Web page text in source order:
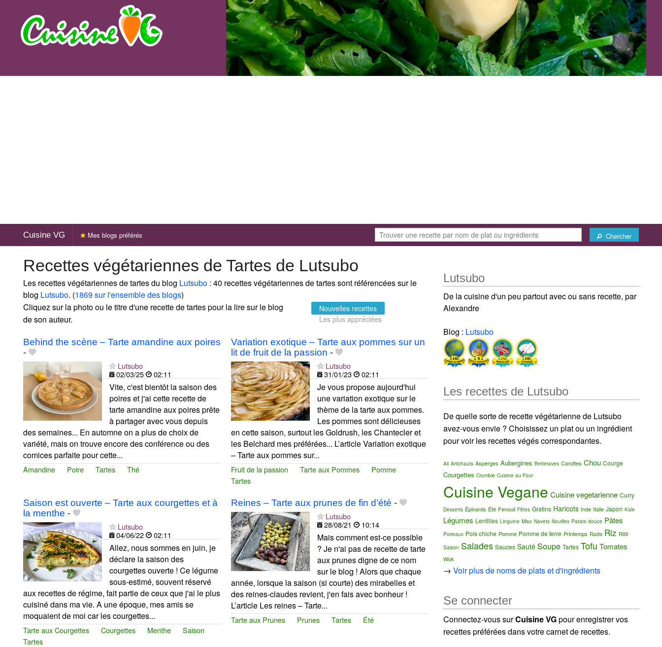
Cuisine VG Chercher
Mes blogs préférés
Recettes végétariennes de Tartes de Lutsubo
Les recettes végétariennes de tartes du blog Lutsubo : 40 recettes végétariennes de tartes sont référencées sur le
blog Lutsubo. (1869 sur l'ensemble des blogs)
Cliquez sur la photo ou le titre d'une recette de tartes pour la lire sur le blog
de son auteur.
Nouvelles recettes
Les plus appréciées
Behind the scène – Tarte amandine aux poires
-
Lutsubo
02/03/25
02:11
Vite, c'est bientôt la saison des
poires et j'ai cette recette de
tarte amandine aux poires prête
à partager avec vous depuis
des semaines... En automne on a plus de choix de
variété, mais on trouve encore des conférence ou des
comices parfaite pour cette...
Amandine Poire Tartes Thé
Variation exotique – Tarte aux pommes sur un
lit de fruit de la passion -
Lutsubo
31/01/23
02:11
Je vous propose aujourd'hui
une variation exotique sur le
thème de la tarte aux pommes.
Les pommes sont délicieuses
en cette saison, surtout les Goldrush, les Chantecler et
les Belchard mes préférées... L’article Variation exotique
– Tarte aux pommes sur...
Fruit de la passion Tarte aux Pommes
Pomme
Tartes
Saison est ouverte – Tarte aux courgettes et à
la menthe -
Lutsubo
04/06/22
02:11
Allez, nous sommes en juin, je
déclare la saison des
courgettes ouverte ! Ce légume
sous-estimé, souvent réservé
aux recettes de régime, fait partie de ceux que j'ai le plus
cuisiné dans ma vie. A une époque, mes amis se
moquaient de moi car les courgettes...
Tarte aux Courgettes Courgettes Menthe
Saison
Tartes
Reines – Tarte aux prunes de fin d’été -
Lutsubo
28/08/21
10:14
Mais comment est-ce possible
? Je n'ai pas de recette de tarte
aux prunes digne de ce nom
sur le blog ! Alors que chaque
année, lorsque la saison (si courte) des mirabelles et
des reines-claudes revient, j'en fais avec bonheur !
L’article Les reines – Tarte...
Tarte aux Prunes Prunes Tartes Été
Lutsubo
De la cuisine d'un peu partout avec ou sans recette, par
Alexandre
Blog : Lutsubo
Les recettes de Lutsubo
De quelle sorte de recette végétarienne de Lutsubo
avez-vous envie ? Choisissez un plat ou un ingrédient
pour voir les recettes végés correspondantes.
Ail Artichauts Asperges Aubergines Betteraves Carottes Chou Courge
Courgettes Crumble Cuisine au Four
Cuisine Vegane Cuisine vegetarienne Curry
Desserts Épinards Été Fenouil Fêtes Gratins Haricots Inde Italie Japon Kale
Légumes Lentilles Linguine Miso Navets Nouilles Patate douce Pâtes
Poireaux Pois chiche Pomme Pomme de terre Printemps Radis Riz Rôti
Saison Salades Sauces Sauté Soupe Tartes Tofu Tomates
Wok
→Voir plus de noms de plats et d'ingrédients
Se connecter
Connectez-vous surCuisine VGpour enregistrer vos
recettes préférées dans votre carnet de recettes.